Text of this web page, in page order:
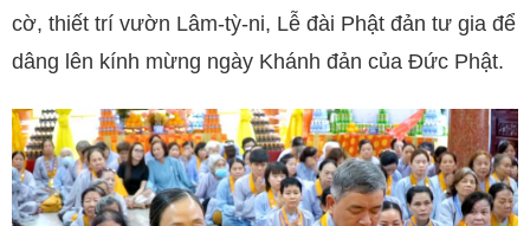
cờ, thiết trí vườn Lâm-tỳ-ni, Lễ đài Phật đản tư gia để
dâng lên kính mừng ngày Khánh đản của Đức Phật.